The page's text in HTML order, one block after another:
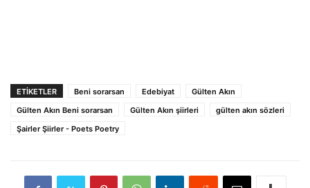
ETIKETLER Beni sorarsan Edebiyat
Gülten Akın
Gülten Akın Beni sorarsan
Gülten Akın şiirleri
gülten akın sözleri
Şairler Şiirler - Poets Poetry